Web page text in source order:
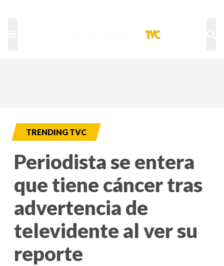
TRENDING TVC
Periodista se entera
que tiene cáncer tras
advertencia de
televidente al ver su
reporte